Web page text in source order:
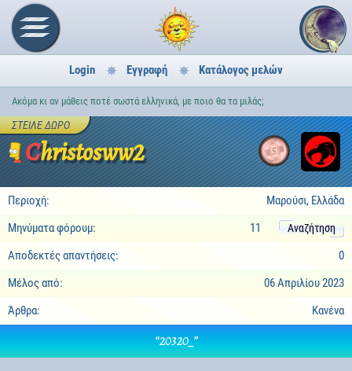
Login Εγγραφή Κατάλογος μελών
Ακόμα κι αν μάθεις ποτέ σωστά ελληνικά, με ποιο θα τα μιλάς;
Christosww2 5
ΣΤΕΊΛΕ ΔΏΡΟ
Περιοχή:
Μαρούσι, Ελλάδα
Μηνύματα φόρουμ:
11 Αναζήτηση
Αποδεκτές απαντήσεις:
0
Μέλος από:
06 Απριλίου 2023
Άρθρα:
Κανένα
“20320_”